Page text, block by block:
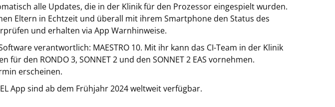
alle Updates, die in der Klinik für den Prozessor eingespielt wurden.
Eltern in Echtzeit und überall mit ihrem Smartphone den Status des
und erhalten via App Warnhinweise.
verantwortlich: MAESTRO 10. Mit ihr kann das CI-Team in der Klinik
für den RONDO 3, SONNET 2 und den SONNET 2 EAS vornehmen.
erscheinen.
App sind ab dem Frühjahr 2024 weltweit verfügbar.